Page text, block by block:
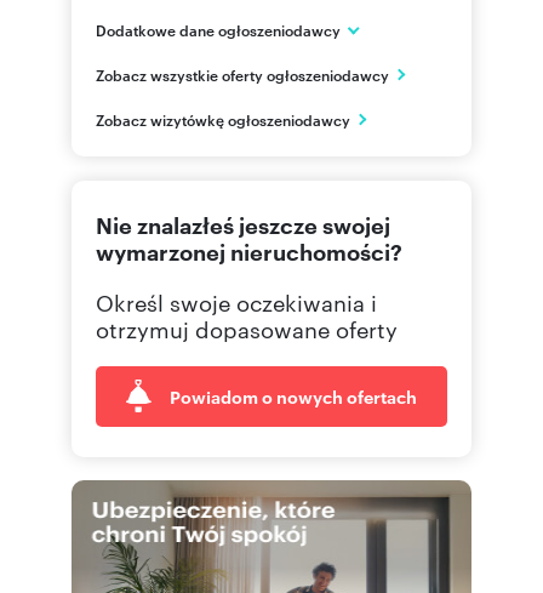
Dodatkowe dane ogłoszeniodawcy
ul. Kwiatkowskiego 44A/1
podkarpackie
665 00 Pokaż telefon
695 00 Pokaż telefon
Zobacz wszystkie oferty ogłoszeniodawcy
Zobacz wizytówkę ogłoszeniodawcy
Nie znalazłeś jeszcze swojej
wymarzonej nieruchomości?
Określ swoje oczekiwania i
otrzymuj dopasowane oferty
Powiadom o nowych ofertach